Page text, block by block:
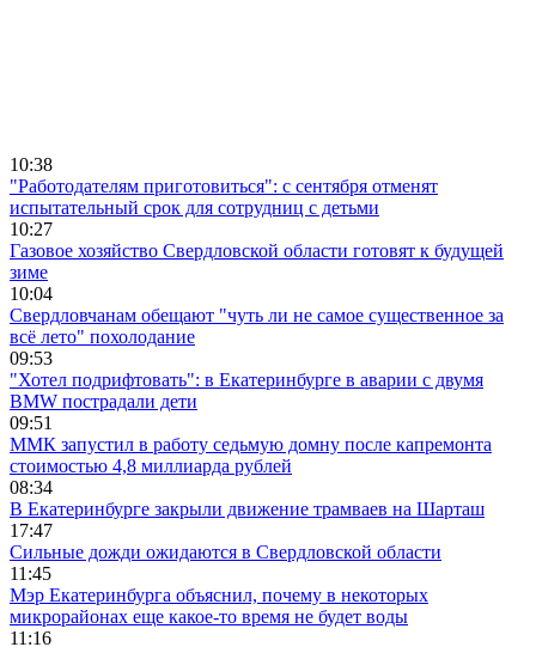
10:38
"Работодателям приготовиться": с сентября отменят
испытательный срок для сотрудниц с детьми
10:27
Газовое хозяйство Свердловской области готовят к будущей
зиме
10:04
Свердловчанам обещают "чуть ли не самое существенное за
всё лето" похолодание
09:53
"Хотел подрифтовать": в Екатеринбурге в аварии с двумя
BMW пострадали дети
09:51
ММК запустил в работу седьмую домну после капремонта
стоимостью 4,8 миллиарда рублей
08:34
В Екатеринбурге закрыли движение трамваев на Шарташ
17:47
Сильные дожди ожидаются в Свердловской области
11:45
Мэр Екатеринбурга объяснил, почему в некоторых
микрорайонах еще какое-то время не будет воды
11:16